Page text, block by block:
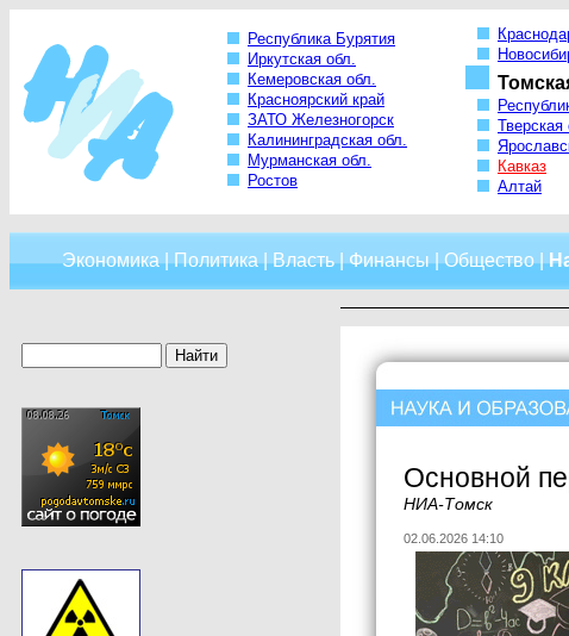
Республика Бурятия
Иркутская обл.
Кемеровская обл.
Красноярский край
ЗАТО Железногорск
Калининградская обл.
Мурманская обл.
Ростов
Тверская
Кавказ
Алтай
Экономика|Политика|Власть|Финансы|Общество|
Основной
НИА-Томск
02.06.2026 14:10